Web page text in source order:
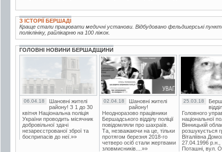
З ІСТОРІЇ БЕРШАДІ
Краще стали працювати медичні установи. Відбудовано фельдшерські
поліклініку, райлікарню на 100 ліжок.
ГОЛОВНІ НОВИНИ БЕРШАДЩИНИ
06.04.18
Шановні жителі
району! З 1 до 30
квітня Національна поліція
України проводить місячник
добровільної здачі
незареєстрованої зброї та
боєприпасів до неї.»»
02.04.18
Шановні жителі
району!
Неодноразово працівники
Бершадського відділу поліції
повідомляли про шахраїв.
Та, незважаючи на це, тільки
протягом березня 2018-го
четверо осіб стали жертвами
зловмисників....»»
25.03.18
Головного
національної
Вінницькій
розшукується
Віталіївна
27.04.1996 р.н.,
Поташні, вул.